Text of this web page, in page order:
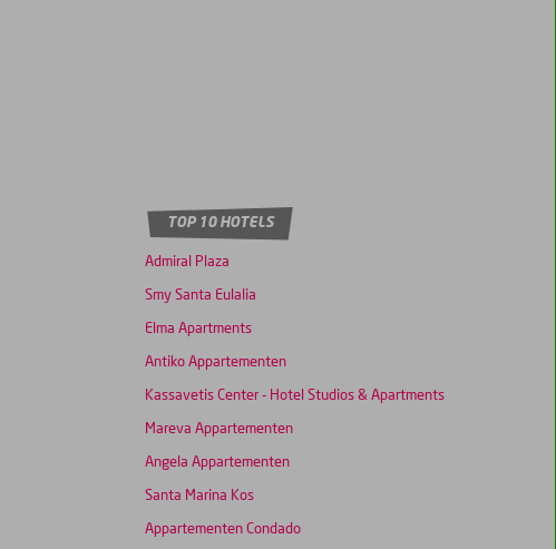
TOP 10 HOTELS
Admiral Plaza
Smy Santa Eulalia
Elma Apartments
Antiko Appartementen
Kassavetis Center - Hotel Studios & Apartments
Mareva Appartementen
Angela Appartementen
Santa Marina Kos
Appartementen Condado